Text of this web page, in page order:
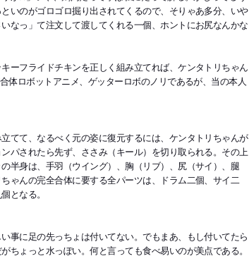
いのがゴロゴロ掘り出されてくるので、そりゃあ多分、いや
なっ」て注文して渡してくれる一個、ホントにお尻なんかな
ーフライドチキンを正しく組み立てれば、ケンタトリちゃん
体ロボットアニメ、ゲッターロボのノリであるが、当の本人
てて、なるべく元の姿に復元するには、ケンタトリちゃんが
パされたら先ず、ささみ（キール）を切り取られる。その上
半身は、手羽（ウイング）、胸（リブ）、尻（サイ）、腿
ゃんの完全合体に要する全パーツは、ドラム二個、サイ二
となる。
事に足の先っちょは付いてない。でもまあ、もし付いてたら
ちょっと水っぽい。何と言っても食べ易いのが美点である。